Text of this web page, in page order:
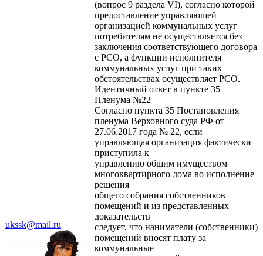
ukssk@mail.ru
(вопрос 9 раздела VI), согласно которой
предоставление управляющей
организацией коммунальных услуг
потребителям не осуществляется без
заключения соответствующего договора
с РСО, а функции исполнителя
коммунальных услуг при таких
обстоятельствах осуществляет РСО.
Идентичный ответ в пункте 35
Пленума №22
Согласно пункта 35 Постановления
пленума Верховного суда РФ от
27.06.2017 года № 22, если
управляющая организация фактически
приступила к
управлению общим имуществом
многоквартирного дома во исполнение
решения
общего собрания собственников
помещений и из представленных
доказательств
следует, что наниматели (собственники)
помещений вносят плату за
коммунальные